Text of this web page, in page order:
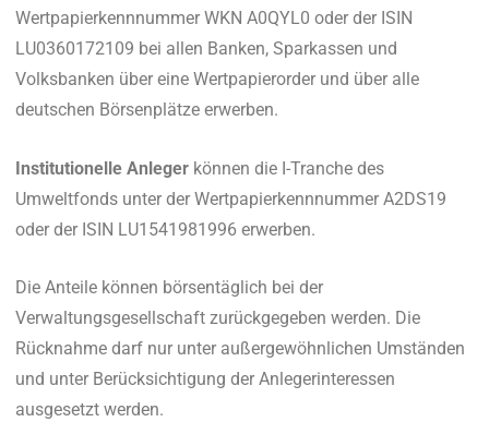
Wertpapierkennnummer WKN A0QYL0 oder der ISIN
LU0360172109 bei allen Banken, Sparkassen und
Volksbanken über eine Wertpapierorder und über alle
deutschen Börsenplätze erwerben.
Institutionelle Anleger können die I-Tranche des
Umweltfonds unter der Wertpapierkennnummer A2DS19
oder der ISIN LU1541981996 erwerben.
Die Anteile können börsentäglich bei der
Verwaltungsgesellschaft zurückgegeben werden. Die
Rücknahme darf nur unter außergewöhnlichen Umständen
und unter Berücksichtigung der Anlegerinteressen
ausgesetzt werden.